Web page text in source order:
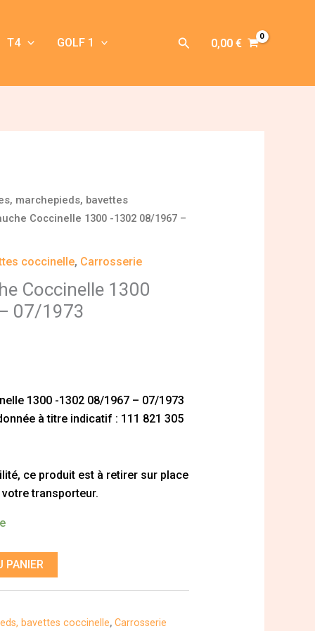
T4 GOLF 1 Rechercher
0,00 €
marchepieds, bavettes
Coccinelle 1300 -1302 08/1967 –
coccinelle, Carrosserie
Coccinelle 1300
07/1973
1300 -1302 08/1967 – 07/1973
à titre indicatif : 111 821 305
ce produit est à retirer sur place
transporteur.
PANIER
bavettes coccinelle,Carrosserie